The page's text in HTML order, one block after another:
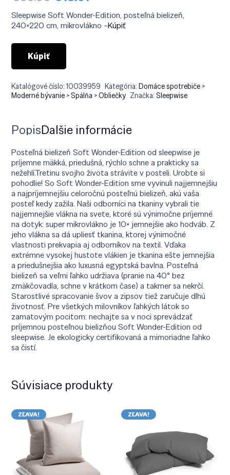
cena
bola:
€30.90.
je:
€13.91.
Sleepwise Soft Wonder-Edition, posteľná bielizeň,
240×220 cm, mikrovlákno –Kúpiť
Kúpiť
Katalógové číslo:10039959 Kategória:Domáce spotrebiče >
Moderné bývanie > Spálňa > Obliečky Značka:Sleepwise
PopisĎalšie informácie
Posteľná bielizeň Soft Wonder-Edition od sleepwise je
príjemne mäkká, priedušná, rýchlo schne a prakticky sa
nežehlí.Tretinu svojho života strávite v posteli. Urobte si
pohodlie! So Soft Wonder-Edition sme vyvinuli najjemnejšiu
a najpríjemnejšiu celoročnú posteľnú bielizeň, akú vaša
posteľ kedy zažila. Naši odborníci na tkaniny vybrali tie
najjemnejšie vlákna na svete, ktoré sú výnimočne príjemné
na dotyk: super mikrovlákno je 10× jemnejšie ako hodváb. Z
jeho vlákna sa dá upliesť tkanina, ktorej výnimočné
vlastnosti prekvapia aj odborníkov na textil. Vďaka
extrémne vysokej hustote vlákien je tkanina ešte jemnejšia
a priedušnejšia ako luxusná egyptská bavlna. Posteľná
bielizeň sa veľmi ľahko udržiava (pranie na 40° bez
zmäkčovadla, schne v krátkom čase) a takmer sa nekrčí.
Starostlivé spracovanie švov a zipsov tiež zaručuje dlhú
životnosť. Pre všetkých milovníkov ľahkých látok so
zamatovým pocitom: nechajte sa v noci sprevádzať
príjemnou posteľnou bielizňou Soft Wonder-Edition od
sleepwise. Je ekologicky certifikovaná a mimoriadne ľahko
sa čistí.
Súvisiace produkty
ZĽAVA! ZĽAVA!